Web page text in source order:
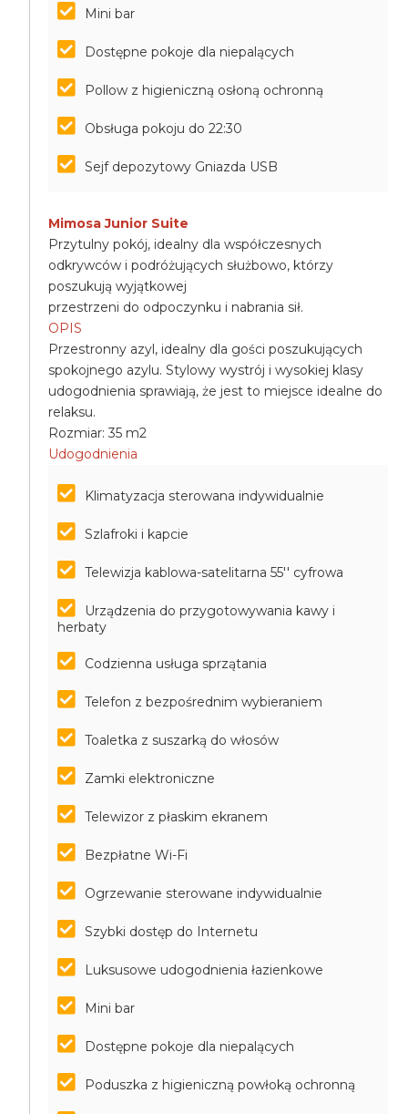
Mini bar
Dostępne pokoje dla niepalących
Pollow z higieniczną osłoną ochronną
Obsługa pokoju do 22:30
Sejf depozytowy Gniazda USB
Mimosa Junior Suite
Przytulny pokój, idealny dla współczesnych
odkrywców i podróżujących służbowo, którzy
poszukują wyjątkowej
przestrzeni do odpoczynku i nabrania sił.
OPIS
Przestronny azyl, idealny dla gości poszukujących
spokojnego azylu. Stylowy wystrój i wysokiej klasy
udogodnienia sprawiają, że jest to miejsce idealne do
relaksu.
Rozmiar: 35 m2
Udogodnienia
Klimatyzacja sterowana indywidualnie
Szlafroki i kapcie
Telewizja kablowa-satelitarna 55'' cyfrowa
Urządzenia do przygotowywania kawy i
herbaty
Codzienna usługa sprzątania
Telefon z bezpośrednim wybieraniem
Toaletka z suszarką do włosów
Zamki elektroniczne
Telewizor z płaskim ekranem
Bezpłatne Wi-Fi
Ogrzewanie sterowane indywidualnie
Szybki dostęp do Internetu
Luksusowe udogodnienia łazienkowe
Mini bar
Dostępne pokoje dla niepalących
Poduszka z higieniczną powłoką ochronną